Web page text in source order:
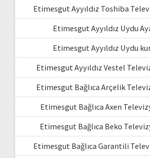
Etimesgut Ayyıldız Toshiba
Etimesgut Ayyıldız Uydu
Etimesgut Ayyıldız Uydu
Etimesgut Ayyıldız Vestel
Etimesgut Bağlıca Arçelik
Etimesgut Bağlıca Axen
Etimesgut Bağlıca Beko
Etimesgut Bağlıca Garantili